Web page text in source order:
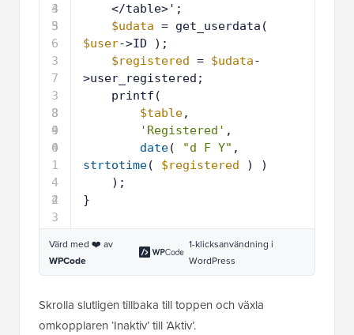
4
3
5
3
6
3
7
3
8
3
9
4
0
4
1
4
2
4
3
</table>';
$udata
$user->ID );
$registered = $udata-
>user_registered;
printf(
$table,
'Registered' ,
date( "d F Y"
strtotime( $registered
) )
);
}
Värd med ❤️ av
WPCode
1-klicksanvändning i
WordPress
Skrolla slutligen tillbaka till toppen och växla
omkopplaren ‘Inaktiv’ till ‘Aktiv’.